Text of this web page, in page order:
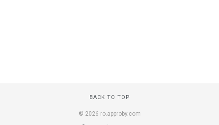
BACK TO TOP
© 2026 ro.approby.com